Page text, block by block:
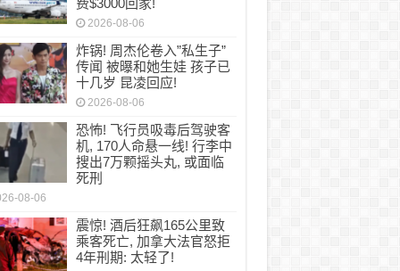
费$3000回家!
2026-08-06
炸锅! 周杰伦卷入”私生子”
传闻 被曝和她生娃 孩子已
十几岁 昆凌回应!
2026-08-06
恐怖! 飞行员吸毒后驾驶客
机, 170人命悬一线! 行李中
搜出7万颗摇头丸, 或面临
死刑
08-06
震惊! 酒后狂飙165公里致
乘客死亡, 加拿大法官怒拒
4年刑期: 太轻了!